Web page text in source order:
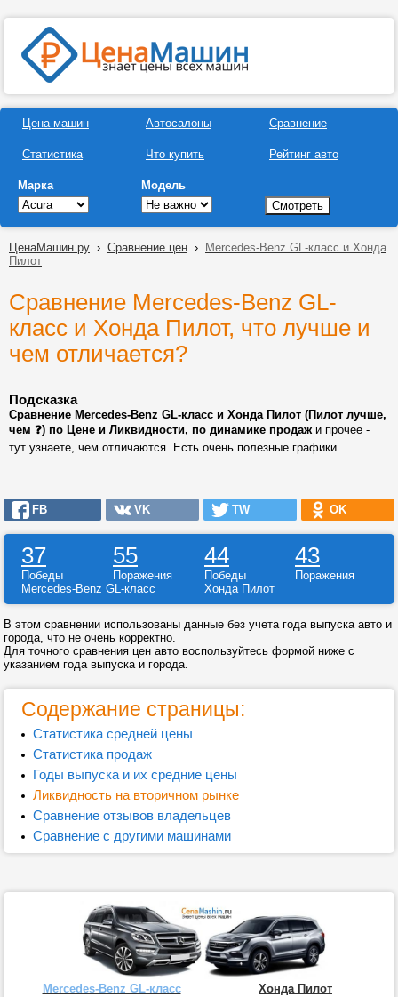
Цена машин
Статистика
Автосалоны
Что купить
Сравнение
Рейтинг авто
Марка Модель
ЦенаМашин.ру › Сравнение цен ›
Mercedes-Benz GL-класс и Хонда
Пилот
Сравнение Mercedes-Benz GL-
класс и Хонда Пилот, что лучше и
чем отличается?
Подсказка
Сравнение Mercedes-Benz GL-класс и Хонда Пилот (Пилот лучше,
чем ❓) по Цене и Ликвидности, по динамике продажи прочее -
тут узнаете, чем отличаются. Есть очень полезные графики.
FB VK TW OK
37 55 44 43
Победы Поражения Победы
Поражения
Mercedes-Benz GL-класс
Хонда Пилот
В этом сравнении использованы данные без учета года выпуска авто и
города, что не очень корректно.
Для точного сравнения цен авто воспользуйтесь формой ниже с
указанием года выпуска и города.
Содержание страницы:
Статистика средней цены
Статистика продаж
Годы выпуска и их средние цены
Ликвидность на вторичном рынке
Сравнение отзывов владельцев
Сравнение с другими машинами
Mercedes-Benz GL-класс Хонда Пилот